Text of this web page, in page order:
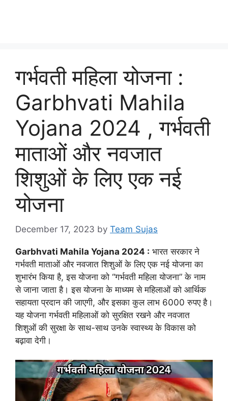
गर्भवती महिला योजना :
Garbhvati Mahila
Yojana 2024 , गर्भवती
माताओं और नवजात
शिशुओं के लिए एक नई
योजना
December 17, 2023 by Team Sujas
Garbhvati Mahila Yojana 2024 : भारत सरकार ने
गर्भवती माताओं और नवजात शिशुओं के लिए एक नई योजना का
शुभारंभ किया है, इस योजना को “गर्भवती महिला योजना” के नाम
से जाना जाता है। इस योजना के माध्यम से महिलाओं को आर्थिक
सहायता प्रदान की जाएगी, और इसका कुल लाभ 6000 रुपए है।
यह योजना गर्भवती महिलाओं को सुरक्षित रखने और नवजात
शिशुओं की सुरक्षा के साथ-साथ उनके स्वास्थ्य के विकास को
बढ़ावा देगी।